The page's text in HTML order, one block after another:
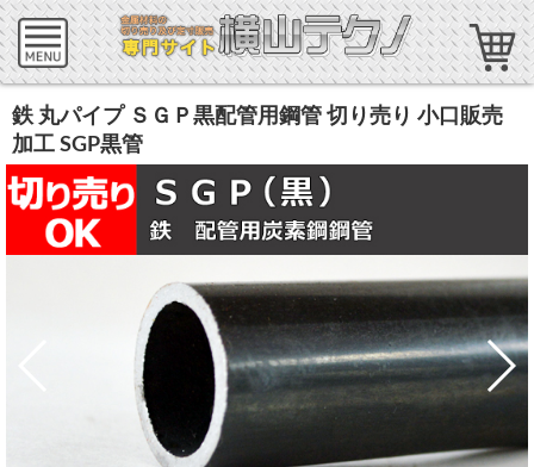
鉄 丸パイプ ＳＧＰ黒配管用鋼管 切り売り 小口販売
加工 SGP黒管